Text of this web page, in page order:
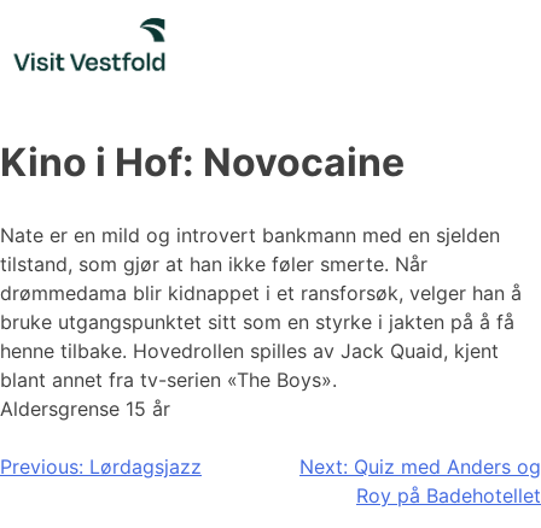
content
Kino i Hof: Novocaine
Nate er en mild og introvert bankmann med en sjelden
tilstand, som gjør at han ikke føler smerte. Når
drømmedama blir kidnappet i et ransforsøk, velger han å
bruke utgangspunktet sitt som en styrke i jakten på å få
henne tilbake. Hovedrollen spilles av Jack Quaid, kjent
blant annet fra tv-serien «The Boys».
Aldersgrense 15 år
Innleggsnavigasjon
Previous: Lørdagsjazz Next: Quiz med Anders og
Roy på Badehotellet